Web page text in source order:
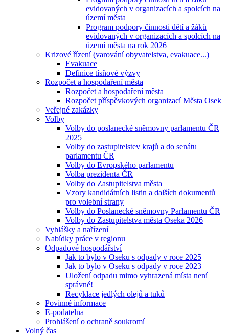
evidovaných v organizacích a spolcích na
území města
Program podpory činnosti dětí a žáků
evidovaných v organizacích a spolcích na
území města na rok 2026
Krizové řízení (varování obyvatelstva, evakuace...)
Evakuace
Definice tísňové výzvy
Rozpočet a hospodaření města
Rozpočet a hospodaření města
Rozpočet příspěvkových organizací Města Osek
Veřejné zakázky
Volby
Volby do poslanecké sněmovny parlamentu ČR
2025
Volby do zastupitelstev krajů a do senátu
parlamentu ČR
Volby do Evropského parlamentu
Volba prezidenta ČR
Volby do Zastupitelstva města
Vzory kandidátních listin a dalších dokumentů
pro volební strany
Volby do Poslanecké sněmovny Parlamentu ČR
Volby do Zastupitelstva města Oseka 2026
Vyhlášky a nařízení
Nabídky práce v regionu
Odpadové hospodářství
Jak to bylo v Oseku s odpady v roce 2025
Jak to bylo v Oseku s odpady v roce 2023
Uložení odpadu mimo vyhrazená místa není
správné!
Recyklace jedlých olejů a tuků
Povinné informace
E-podatelna
Prohlášení o ochraně soukromí
Volný čas